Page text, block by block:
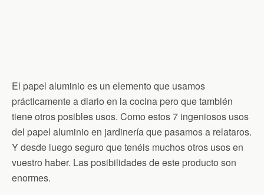
El papel aluminio es un elemento que usamos
prácticamente a diario en la cocina pero que también
tiene otros posibles usos. Como estos 7 ingeniosos usos
del papel aluminio en jardinería que pasamos a relataros.
Y desde luego seguro que tenéis muchos otros usos en
vuestro haber. Las posibilidades de este producto son
enormes.